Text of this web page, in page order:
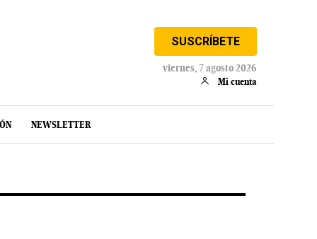
SUSCRÍBETE
viernes, 7 agosto 2026
Mi cuenta
NEWSLETTER